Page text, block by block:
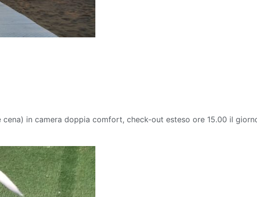
in camera doppia comfort, check-out esteso ore 15.00 il